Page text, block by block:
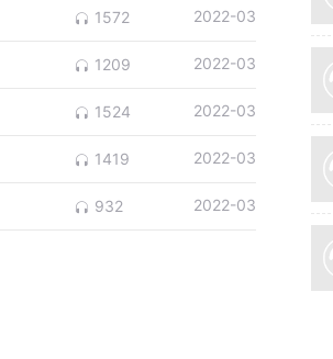
1572 2022-03
1209 2022-03
1524 2022-03
1419 2022-03
932 2022-03